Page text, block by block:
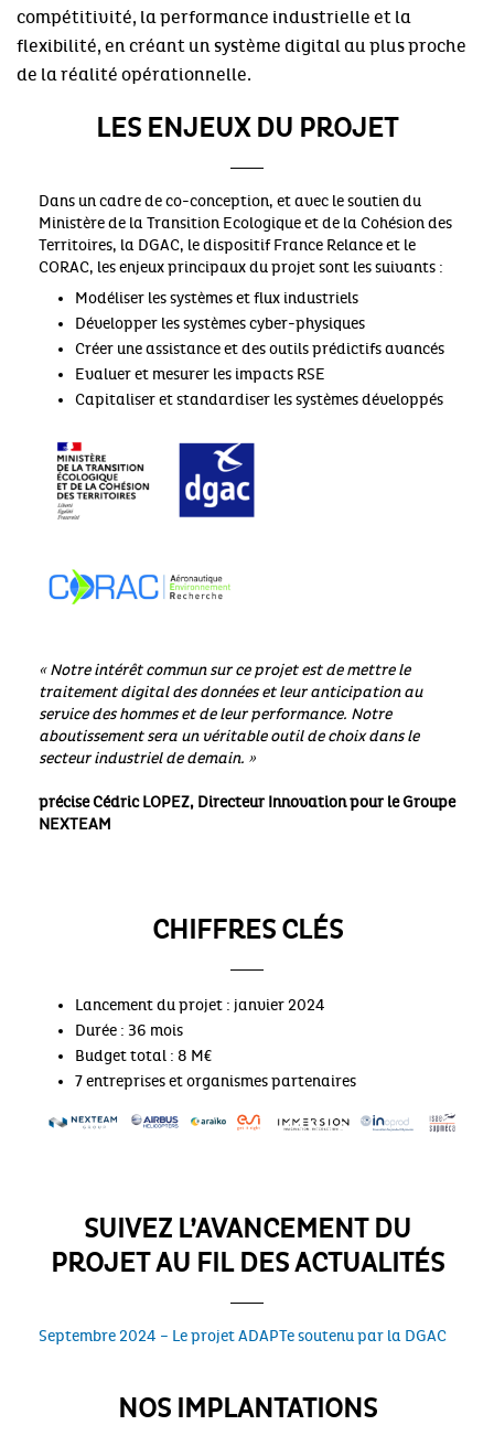
compétitivité, la performance industrielle et la
flexibilité, en créant un système digital au plus proche
de la réalité opérationnelle.
LES ENJEUX DU PROJET
Dans un cadre de co-conception, et avec le soutien du
Ministère de la Transition Ecologique et de la Cohésion des
Territoires, la DGAC, le dispositif France Relance et le
CORAC, les enjeux principaux du projet sont les suivants :
Modéliser les systèmes et flux industriels
Développer les systèmes cyber-physiques
Créer une assistance et des outils prédictifs avancés
Evaluer et mesurer les impacts RSE
Capitaliser et standardiser les systèmes développés
« Notre intérêt commun sur ce projet est de mettre le
traitement digital des données et leur anticipation au
service des hommes et de leur performance. Notre
aboutissement sera un véritable outil de choix dans le
secteur industriel de demain. »
précise Cédric LOPEZ, Directeur Innovation pour le Groupe
NEXTEAM
CHIFFRES CLÉS
Lancement du projet : janvier 2024
Durée : 36 mois
Budget total : 8 M€
7 entreprises et organismes partenaires
SUIVEZ L’AVANCEMENT DU
PROJET AU FIL DES ACTUALITÉS
Septembre 2024 – Le projet ADAPTe soutenu par la DGAC
NOS IMPLANTATIONS